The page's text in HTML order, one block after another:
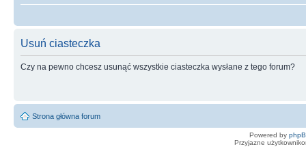
Usuń ciasteczka
Czy na pewno chcesz usunąć wszystkie ciasteczka wysłane z tego forum?
Strona główna forum
Powered by
Przyjazne